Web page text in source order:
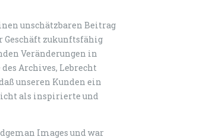
unschätzbaren Beitrag
Geschäft zukunftsfähig
Veränderungen in
Archives, Lebrecht
unseren Kunden ein
als inspirierte und
Images und war